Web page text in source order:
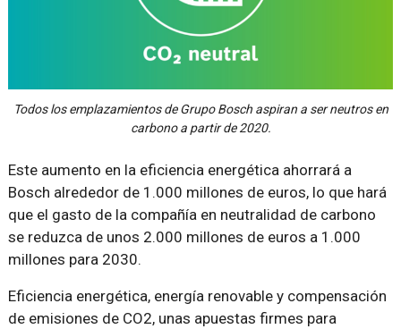
Todos los emplazamientos de Grupo Bosch aspiran a ser neutros en
carbono a partir de 2020.
Este aumento en la eficiencia energética ahorrará a
Bosch alrededor de 1.000 millones de euros, lo que hará
que el gasto de la compañía en neutralidad de carbono
se reduzca de unos 2.000 millones de euros a 1.000
millones para 2030.
Eficiencia energética, energía renovable y compensación
de emisiones de CO2, unas apuestas firmes para